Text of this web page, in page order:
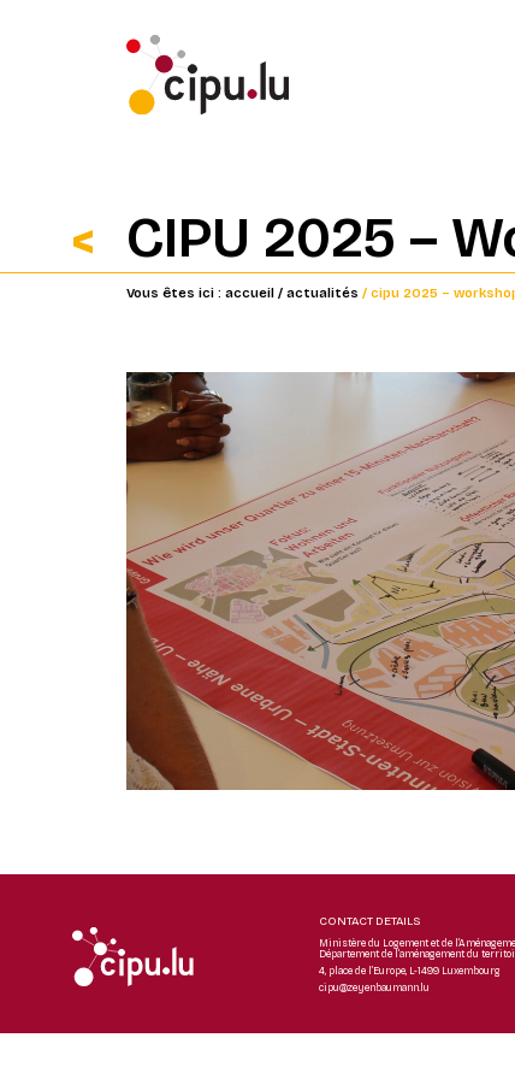
CIPU 2025 –
Vous êtes ici : accueil / actualités / cipu 2025 –
CONTACT DETAILS
Ministère du Logement et de
Département de l’aménagement du
4, place de l’Europe, L-1499 Luxembourg
cipu@zeyenbaumann.lu